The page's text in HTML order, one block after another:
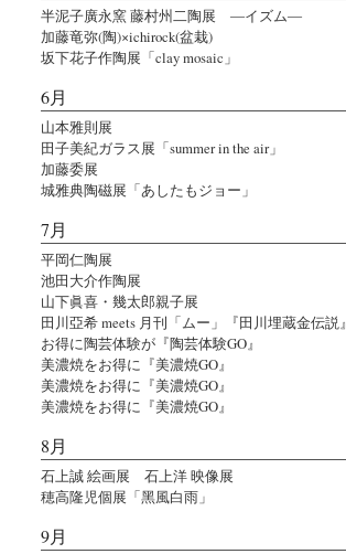
半泥子廣永窯 藤村州二陶展 ―イズム―
加藤竜弥(陶)×ichirock(盆栽)
坂下花子作陶展「clay mosaic」
6月
山本雅則展
田子美紀ガラス展「summer in the air」
加藤委展
城雅典陶磁展「あしたもジョー」
7月
平岡仁陶展
池田大介作陶展
山下眞喜・幾太郎親子展
田川亞希 meets 月刊「ムー」『田川埋蔵金伝説』
お得に陶芸体験が『陶芸体験GO』
美濃焼をお得に『美濃焼GO』
美濃焼をお得に『美濃焼GO』
美濃焼をお得に『美濃焼GO』
8月
石上誠 絵画展 石上洋 映像展
穂高隆児個展「黑風白雨」
9月